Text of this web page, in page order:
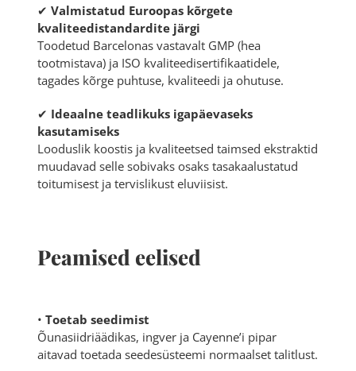
✔ Valmistatud Euroopas kõrgete
kvaliteedistandardite järgi
Toodetud Barcelonas vastavalt GMP (hea
tootmistava) ja ISO kvaliteedisertifikaatidele,
tagades kõrge puhtuse, kvaliteedi ja ohutuse.
✔ Ideaalne teadlikuks igapäevaseks
kasutamiseks
Looduslik koostis ja kvaliteetsed taimsed ekstraktid
muudavad selle sobivaks osaks tasakaalustatud
toitumisest ja tervislikust eluviisist.
Peamised eelised
• Toetab seedimist
Õunasiidriäädikas, ingver ja Cayenne’i pipar
aitavad toetada seedesüsteemi normaalset talitlust.